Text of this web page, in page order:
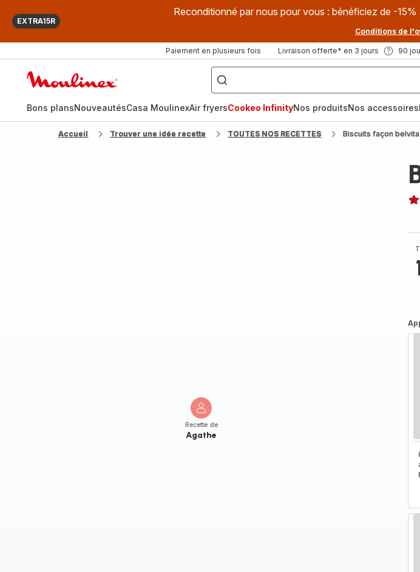
EXTRA15R
Reconditionné par nous pour vous : bénéficiez de -
Conditions de
Paiement en plusieurs fois Livraison offerte* en 3 jours 90
["Que
recherchez-
vous
?",
fryer",
"Companion"]
Bons plansNouveautésCasa MoulinexAir fryersCookeo InfinityNos produitsNos accessoires
Accueil Trouver une idée recette TOUTES NOS RECETTES Biscuits façon belvita
Recette de
Agathe